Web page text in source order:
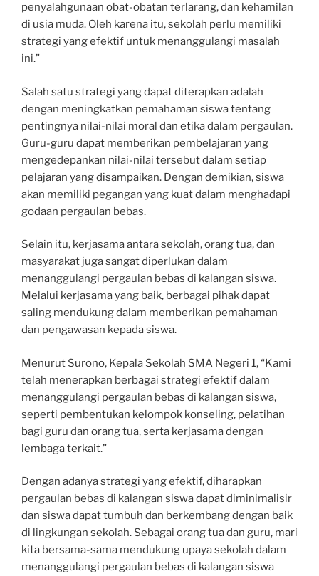
penyalahgunaan obat-obatan terlarang, dan kehamilan
di usia muda. Oleh karena itu, sekolah perlu memiliki
strategi yang efektif untuk menanggulangi masalah
ini.”
Salah satu strategi yang dapat diterapkan adalah
dengan meningkatkan pemahaman siswa tentang
pentingnya nilai-nilai moral dan etika dalam pergaulan.
Guru-guru dapat memberikan pembelajaran yang
mengedepankan nilai-nilai tersebut dalam setiap
pelajaran yang disampaikan. Dengan demikian, siswa
akan memiliki pegangan yang kuat dalam menghadapi
godaan pergaulan bebas.
Selain itu, kerjasama antara sekolah, orang tua, dan
masyarakat juga sangat diperlukan dalam
menanggulangi pergaulan bebas di kalangan siswa.
Melalui kerjasama yang baik, berbagai pihak dapat
saling mendukung dalam memberikan pemahaman
dan pengawasan kepada siswa.
Menurut Surono, Kepala Sekolah SMA Negeri 1, “Kami
telah menerapkan berbagai strategi efektif dalam
menanggulangi pergaulan bebas di kalangan siswa,
seperti pembentukan kelompok konseling, pelatihan
bagi guru dan orang tua, serta kerjasama dengan
lembaga terkait.”
Dengan adanya strategi yang efektif, diharapkan
pergaulan bebas di kalangan siswa dapat diminimalisir
dan siswa dapat tumbuh dan berkembang dengan baik
di lingkungan sekolah. Sebagai orang tua dan guru, mari
kita bersama-sama mendukung upaya sekolah dalam
menanggulangi pergaulan bebas di kalangan siswa